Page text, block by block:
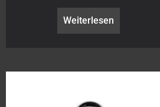
Weiterlesen